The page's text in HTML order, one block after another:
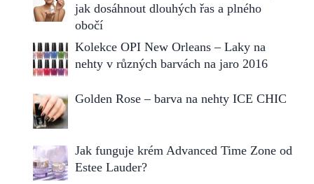
jak dosáhnout dlouhých řas a plného
obočí
Kolekce OPI New Orleans – Laky na
nehty v různých barvách na jaro 2016
Golden Rose – barva na nehty ICE CHIC
Jak funguje krém Advanced Time Zone od
Estee Lauder?